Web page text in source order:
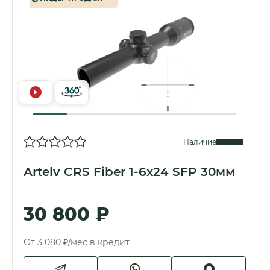
Наличие
Artelv CRS Fiber 1-6x24 SFP 30мм
30 800 ₽
От 3 080 ₽/мес в кредит